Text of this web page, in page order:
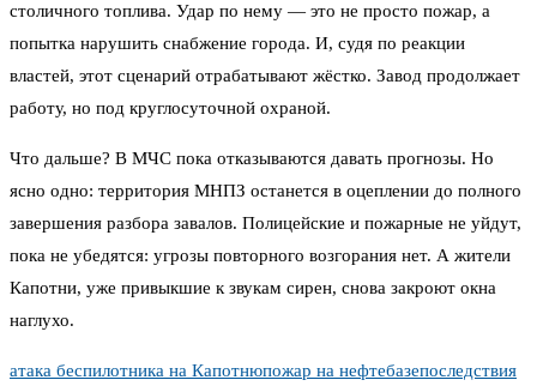
столичного топлива. Удар по нему — это не просто пожар, а
попытка нарушить снабжение города. И, судя по реакции
властей, этот сценарий отрабатывают жёстко. Завод продолжает
работу, но под круглосуточной охраной.
Что дальше? В МЧС пока отказываются давать прогнозы. Но
ясно одно: территория МНПЗ останется в оцеплении до полного
завершения разбора завалов. Полицейские и пожарные не уйдут,
пока не убедятся: угрозы повторного возгорания нет. А жители
Капотни, уже привыкшие к звукам сирен, снова закроют окна
наглухо.
атака беспилотника на Капотнюпожар на нефтебазепоследствия